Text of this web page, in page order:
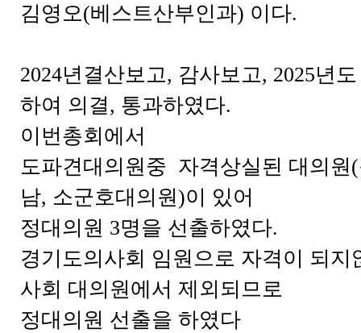
김영오(베스트산부인과) 이다.
2024년결산보고, 감사보고, 2025년
하여 의결, 통과하였다.
이번총회에서
도파견대의원중 자격상실된 대의원
남, 소군호대의원)이 있어
정대의원 3명을 선출하였다.
경기도의사회 임원으로 자격이 되지
사회 대의원에서 제외되므로
정대의원 선출을 하였다